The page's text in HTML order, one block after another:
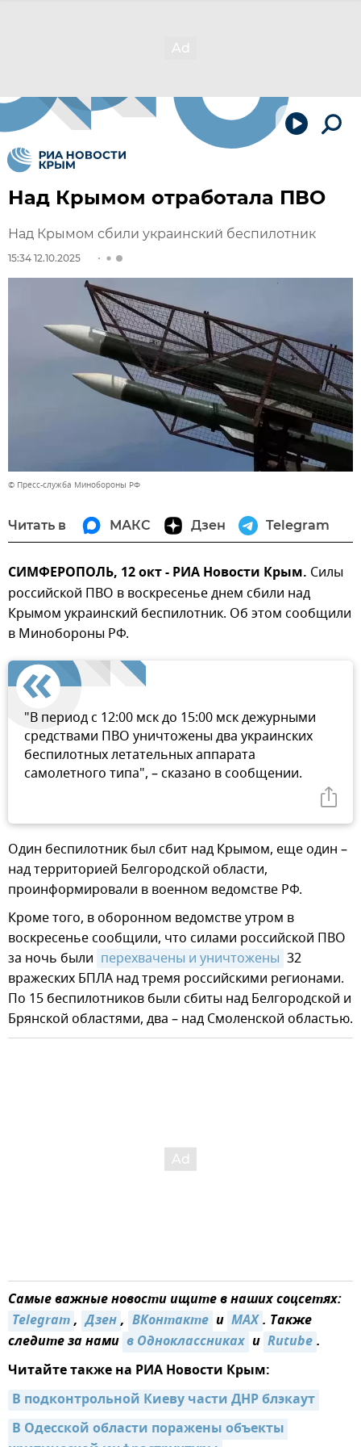
Над Крымом отработала ПВО
Над Крымом сбили украинский беспилотник
15:34 12.10.2025
© Пресс-служба Минобороны РФ
Читать в МАКС Дзен Telegram
СИМФЕРОПОЛЬ, 12 окт - РИА Новости Крым. Силы
российской ПВО в воскресенье днем сбили над
Крымом украинский беспилотник. Об этом сообщили
в Минобороны РФ.
"В период с 12:00 мск до 15:00 мск дежурными
средствами ПВО уничтожены два украинских
беспилотных летательных аппарата
самолетного типа", – сказано в сообщении.
Один беспилотник был сбит над Крымом, еще один –
над территорией Белгородской области,
проинформировали в военном ведомстве РФ.
Кроме того, в оборонном ведомстве утром в
воскресенье сообщили, что силами российской ПВО
за ночь были перехвачены и уничтожены 32
вражеских БПЛА над тремя российскими регионами.
По 15 беспилотников были сбиты над Белгородской и
Брянской областями, два – над Смоленской областью.
Самые важные новости ищите в наших соцсетях:
Telegram, Дзен, ВКонтакте и MAX. Также
следите за нами в Одноклассниках и Rutube.
Читайте также на РИА Новости Крым:
В подконтрольной Киеву части ДНР блэкаут
В Одесской области поражены объекты